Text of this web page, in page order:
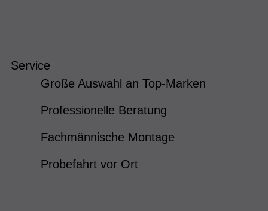
Service
Große Auswahl an Top-Marken
Professionelle Beratung
Fachmännische Montage
Probefahrt vor Ort